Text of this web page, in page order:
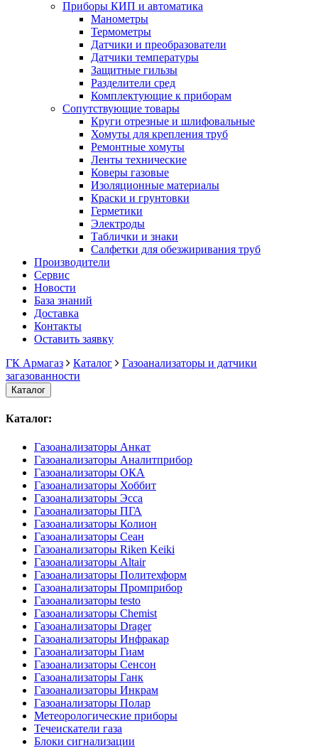
Приборы КИП и автоматика
Манометры
Термометры
Датчики и преобразователи
Датчики температуры
Защитные гильзы
Разделители сред
Комплектующие к приборам
Сопутствующие товары
Круги отрезные и шлифовальные
Хомуты для крепления труб
Ремонтные хомуты
Ленты технические
Коверы газовые
Изоляционные материалы
Краски и грунтовки
Герметики
Электроды
Таблички и знаки
Салфетки для обезжиривания труб
Производители
Сервис
Новости
База знаний
Доставка
Контакты
Оставить заявку
ГК Армагаз
Каталог
Газоанализаторы и датчики
загазованности
Каталог
Каталог:
Газоанализаторы Анкат
Газоанализаторы Аналитприбор
Газоанализаторы ОКА
Газоанализаторы Хоббит
Газоанализаторы Эсса
Газоанализаторы ПГА
Газоанализаторы Колион
Газоанализаторы Сеан
Газоанализаторы Riken Keiki
Газоанализаторы Altair
Газоанализаторы Политехформ
Газоанализаторы Промприбор
Газоанализаторы testo
Газоанализаторы Chemist
Газоанализаторы Drager
Газоанализаторы Инфракар
Газоанализаторы Гиам
Газоанализаторы Сенсон
Газоанализаторы Ганк
Газоанализаторы Инкрам
Газоанализаторы Полар
Метеорологические приборы
Течеискатели газа
Блоки сигнализации